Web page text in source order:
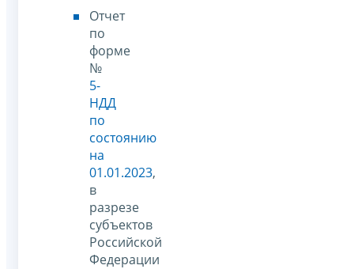
Отчет
по
форме
№
5-
НДД
по
состоянию
на
01.01.2023,
в
разрезе
субъектов
Российской
Федерации